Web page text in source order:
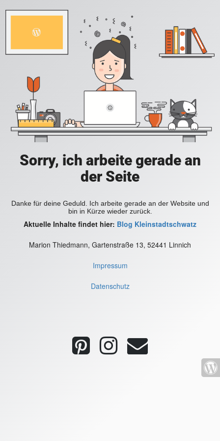
Sorry, ich arbeite gerade an
der Seite
Danke für deine Geduld. Ich arbeite gerade an der Website und
bin in Kürze wieder zurück.
Aktuelle Inhalte findet hier: Blog Kleinstadtschwatz
Marion Thiedmann, Gartenstraße 13, 52441 Linnich
Impressum
Datenschutz